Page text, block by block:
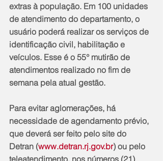
extras à população. Em 100 unidades
de atendimento do departamento, o
usuário poderá realizar os serviços de
identificação civil, habilitação e
veículos. Esse é o 55° mutirão de
atendimentos realizado no fim de
semana pela atual gestão.
Para evitar aglomerações, há
necessidade de agendamento prévio,
que deverá ser feito pelo site do
Detran (www.detran.rj.gov.br) ou pelo